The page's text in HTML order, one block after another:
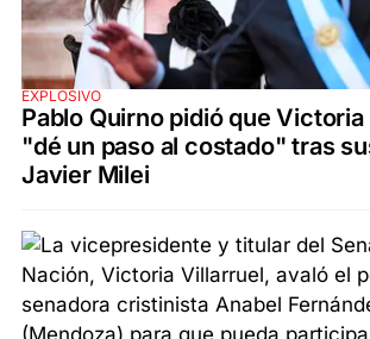
EXPLOSIVO
Pablo Quirno pidió que
"dé un paso al costado" tras
Javier Milei